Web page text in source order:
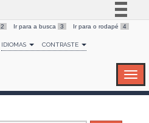
Simplifique!
Comunica BR
Canais
2 Ir para a busca 3 Ir para o rodapé 4
IDIOMAS CONTRASTE